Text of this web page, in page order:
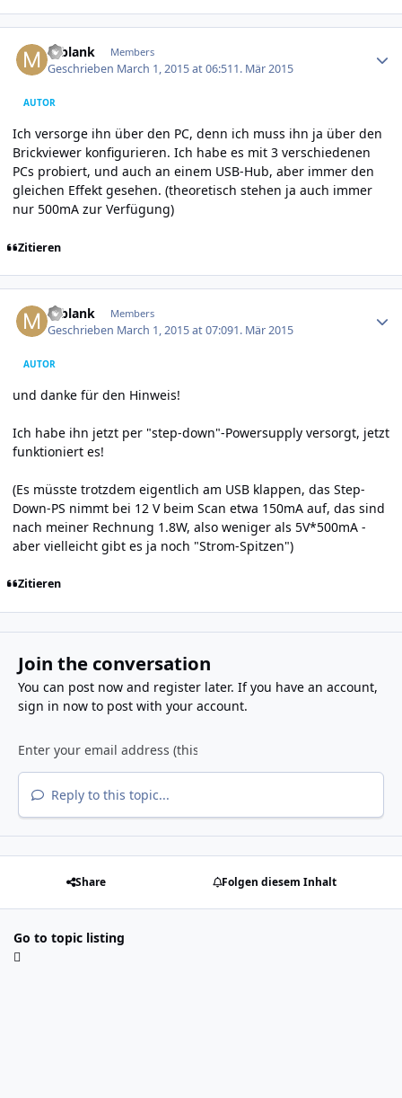
mblank Members
Geschrieben March 1, 2015 at 06:511. Mär 2015
AUTOR
Ich versorge ihn über den PC, denn ich muss ihn ja über den
Brickviewer konfigurieren. Ich habe es mit 3 verschiedenen
PCs probiert, und auch an einem USB-Hub, aber immer den
gleichen Effekt gesehen. (theoretisch stehen ja auch immer
nur 500mA zur Verfügung)
Zitieren
mblank Members
Geschrieben March 1, 2015 at 07:091. Mär 2015
AUTOR
und danke für den Hinweis!
Ich habe ihn jetzt per "step-down"-Powersupply versorgt, jetzt
funktioniert es!
(Es müsste trotzdem eigentlich am USB klappen, das Step-
Down-PS nimmt bei 12 V beim Scan etwa 150mA auf, das sind
nach meiner Rechnung 1.8W, also weniger als 5V*500mA -
aber vielleicht gibt es ja noch "Strom-Spitzen")
Zitieren
Join the conversation
You can post now and register later. If you have an account,
sign in nowto post with your account.
Reply to this topic...
Share Folgen diesem Inhalt
Go to topic listing